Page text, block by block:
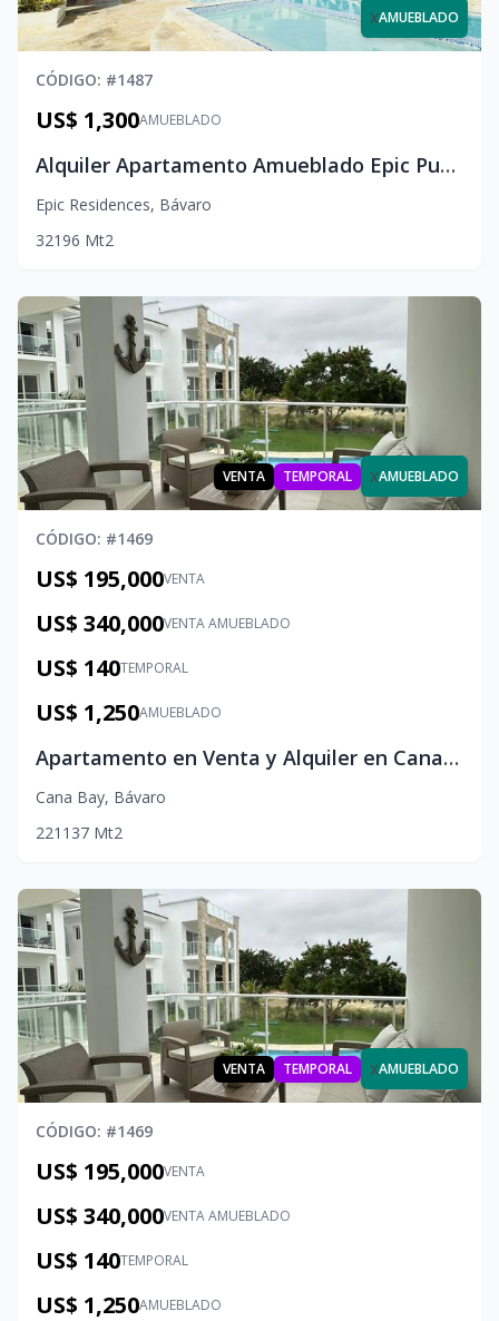
xAMUEBLADO
CÓDIGO: #1487
AMUEBLADO
US$ 1,300
Alquiler Apartamento Amueblado Epic Punta Cana | 3 Hab + Amenidades tipo Resort
Epic Residences, Bávaro
32196 Mt2
VENTA TEMPORAL xAMUEBLADO
CÓDIGO: #1469
VENTA
US$ 195,000
VENTA AMUEBLADO
US$ 340,000
TEMPORAL
US$ 140
AMUEBLADO
US$ 1,250
Apartamento en Venta y Alquiler en Cana Bay: Apartamento de lujo en Cana Bay: 2 habs, balcón con vista al golf
Cana Bay, Bávaro
221 137 Mt2
VENTA TEMPORAL xAMUEBLADO
CÓDIGO: #1469
VENTA
US$ 195,000
VENTA AMUEBLADO
US$ 340,000
TEMPORAL
US$ 140
AMUEBLADO
US$ 1,250